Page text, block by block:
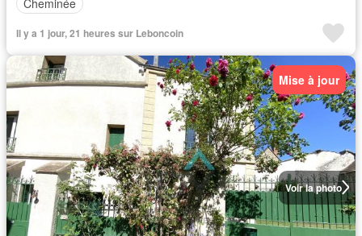
Cheminée
Il y a 1 jour, 21 heures sur Leboncoin
Voir la photo
Mise à jour